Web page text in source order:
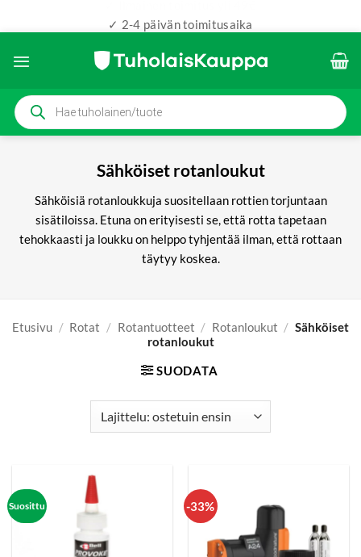
Products
search
Sähköiset rotanloukut
Sähköisiä rotanloukkuja suositellaan rottien torjuntaan
sisätiloissa. Etuna on erityisesti se, että rotta tapetaan
tehokkaasti ja loukku on helppo tyhjentää ilman, että rottaan
täytyy koskea.
Etusivu / Rotat / Rotantuotteet / Rotanloukut / Sähköiset
rotanloukut
SUODATA
Suosittu -33%
✓ 2-4 päivän toimitusaika